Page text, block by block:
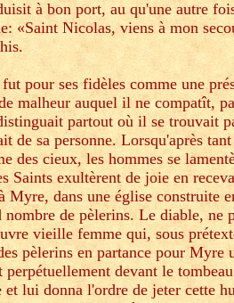
à bon port, au qu'une autre
«Saint Nicolas, viens à mon
pour ses fidèles comme une
malheur auquel il ne compatît,
partout où il se trouvait
de sa personne. Lorsqu'après
des cieux, les hommes se
Saints exultèrent de joie en
Myre, dans une église construite
de pèlerins. Le diable, ne
vieille femme qui, sous
pèlerins en partance pour Myre
devant le
lui donna l'ordre de jeter cette